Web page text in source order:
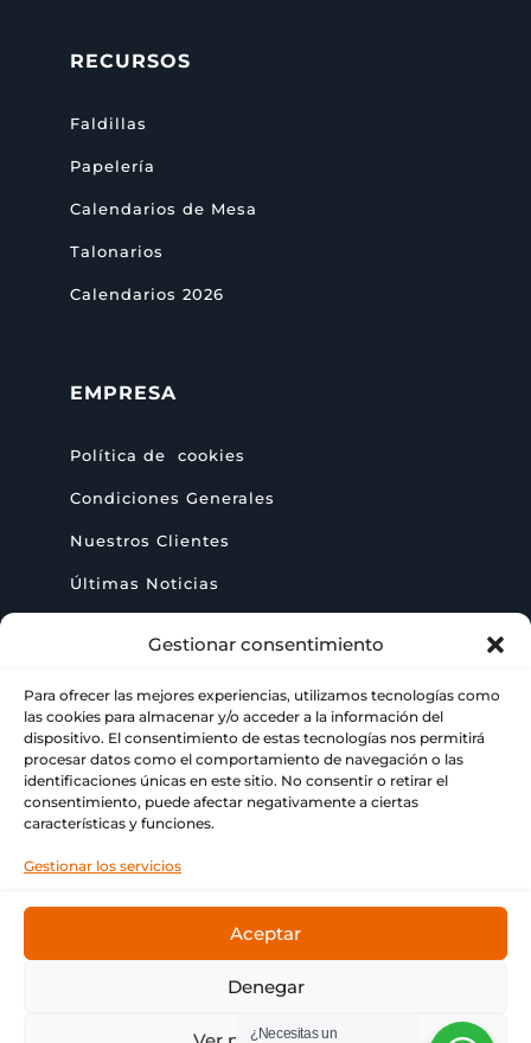
Gestionar consentimiento
Para ofrecer las mejores experiencias, utilizamos tecnologías como
las cookies para almacenar y/o acceder a la información del
dispositivo. El consentimiento de estas tecnologías nos permitirá
procesar datos como el comportamiento de navegación o las
identificaciones únicas en este sitio. No consentir o retirar el
consentimiento, puede afectar negativamente a ciertas
características y funciones.
Gestionar los servicios
Aceptar
Denegar
RECURSOS
Faldillas
Papelería
Calendarios de Mesa
Talonarios
Calendarios 2026
EMPRESA
Política de cookies
Condiciones Generales
Nuestros Clientes
Últimas Noticias
 + 34 622 09 02 49
 info@paraimprimir.es
Castelldefels, Barcelona
¿Necesitas un